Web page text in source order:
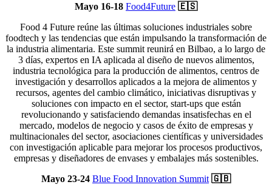
Mayo 16-18 Food4Future 🇪🇸
Food 4 Future reúne las últimas soluciones industriales sobre
foodtech y las tendencias que están impulsando la transformación de
la industria alimentaria. Este summit reunirá en Bilbao, a lo largo de
3 días, expertos en IA aplicada al diseño de nuevos alimentos,
industria tecnológica para la producción de alimentos, centros de
investigación y desarrollos aplicados a la mejora de alimentos y
recursos, agentes del cambio climático, iniciativas disruptivas y
soluciones con impacto en el sector, start-ups que están
revolucionando y satisfaciendo demandas insatisfechas en el
mercado, modelos de negocio y casos de éxito de empresas y
multinacionales del sector, asociaciones científicas y universidades
con investigación aplicable para mejorar los procesos productivos,
empresas y diseñadores de envases y embalajes más sostenibles.
Mayo 23-24 Blue Food Innovation Summit 🇬🇧